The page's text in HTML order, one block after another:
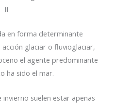
II
en forma determinante
glaciar o fluvioglaciar,
el agente predominante
ha sido el mar.
invierno suelen estar apenas